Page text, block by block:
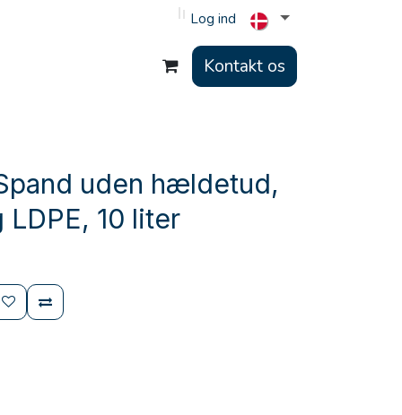
Log ind
Kontakt os
uden hældetud,
10 liter